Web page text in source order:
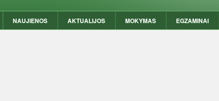
NAUJIENOS AKTUALIJOS MOKYMAS EGZAMINAI